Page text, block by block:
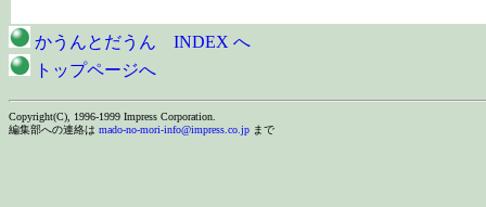
かうんとだうん INDEX へ
トップページへ
Copyright(C), 1996-1999 Impress Corporation.
編集部への連絡は mado-no-mori-info@impress.co.jp まで